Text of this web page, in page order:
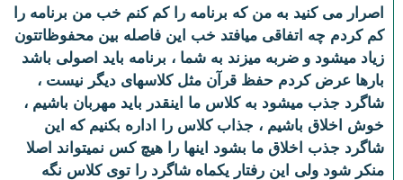
اصرار می کنید به من که برنامه را کم کنم خب من برنامه را
کم کردم چه اتفاقی میافتد خب این فاصله بین محفوظاتتون
زیاد میشود و ضربه میزند به شما ، برنامه باید اصولی باشد
بارها عرض کردم حفظ قرآن مثل کلاسهای دیگر نیست ،
شاگرد جذب میشود به کلاس ما اینقدر باید مهربان باشیم ،
خوش اخلاق باشیم ، جذاب کلاس را اداره بکنیم که این
شاگرد جذب اخلاق ما بشود اینها را هیچ کس نمیتواند اصلا
منکر شود ولی این رفتار یکماه شاگرد را توی کلاس نگه